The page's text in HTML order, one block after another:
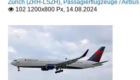
Zürich (ZRH-LSZH), Passagierflugzeuge / Airbus
 102 1200x800 Px, 14.08.2024